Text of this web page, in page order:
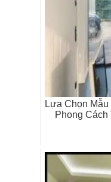
Lựa Chọn
Phong